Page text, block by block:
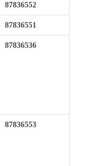
87836552
87836551
87836536
87836553